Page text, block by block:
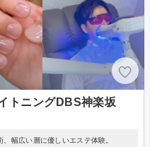
トニングDBS神楽坂
幅広い層に優しいエステ体験。